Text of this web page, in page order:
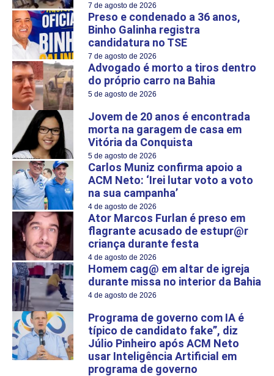
7 de agosto de 2026
Preso e condenado a 36 anos,
Binho Galinha registra
candidatura no TSE
7 de agosto de 2026
Advogado é morto a tiros dentro
do próprio carro na Bahia
5 de agosto de 2026
Jovem de 20 anos é encontrada
morta na garagem de casa em
Vitória da Conquista
5 de agosto de 2026
Carlos Muniz confirma apoio a
ACM Neto: ‘Irei lutar voto a voto
na sua campanha’
4 de agosto de 2026
Ator Marcos Furlan é preso em
flagrante acusado de estupr@r
criança durante festa
4 de agosto de 2026
Homem cag@ em altar de igreja
durante missa no interior da Bahia
4 de agosto de 2026
Programa de governo com IA é
típico de candidato fake”, diz
Júlio Pinheiro após ACM Neto
usar Inteligência Artificial em
programa de governo